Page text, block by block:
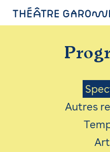
PROGRAMME
INFOS
AVEC LES
ACCESSIBILITÉ
LES
Autres